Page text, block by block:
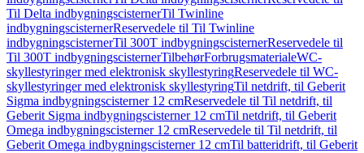
Til Delta indbygningscisternerTil Twinline
indbygningscisternerReservedele til Til Twinline
indbygningscisternerTil 300T indbygningscisternerReservedele til
Til 300T indbygningscisternerTilbehørForbrugsmaterialeWC-
skyllestyringer med elektronisk skyllestyringReservedele til WC-
skyllestyringer med elektronisk skyllestyringTil netdrift, til Geberit
Sigma indbygningscisterner 12 cmReservedele til Til netdrift, til
Geberit Sigma indbygningscisterner 12 cmTil netdrift, til Geberit
Omega indbygningscisterner 12 cmReservedele til Til netdrift, til
Geberit Omega indbygningscisterner 12 cmTil batteridrift, til Geberit